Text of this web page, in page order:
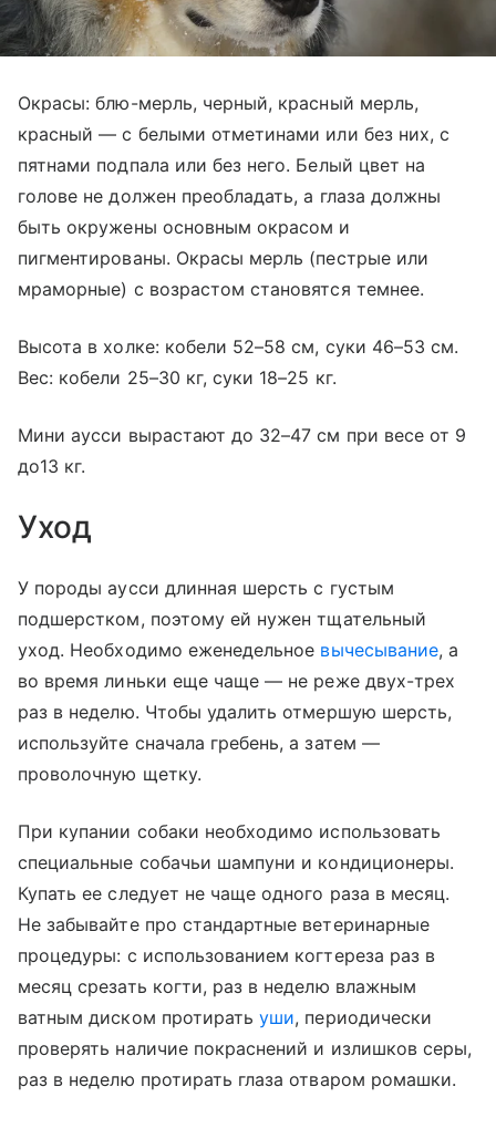
Окрасы: блю-мерль, черный, красный мерль,
красный — с белыми отметинами или без них, с
пятнами подпала или без него. Белый цвет на
голове не должен преобладать, а глаза должны
быть окружены основным окрасом и
пигментированы. Окрасы мерль (пестрые или
мраморные) с возрастом становятся темнее.
Высота в холке: кобели 52–58 см, суки 46–53 см.
Вес: кобели 25–30 кг, суки 18–25 кг.
Мини аусси вырастают до 32–47 см при весе от 9
до13 кг.
Уход
У породы аусси длинная шерсть с густым
подшерстком, поэтому ей нужен тщательный
уход. Необходимо еженедельное вычесывание, а
во время линьки еще чаще — не реже двух-трех
раз в неделю. Чтобы удалить отмершую шерсть,
используйте сначала гребень, а затем —
проволочную щетку.
При купании собаки необходимо использовать
специальные собачьи шампуни и кондиционеры.
Купать ее следует не чаще одного раза в месяц.
Не забывайте про стандартные ветеринарные
процедуры: с использованием когтереза раз в
месяц срезать когти, раз в неделю влажным
ватным диском протиратьуши, периодически
проверять наличие покраснений и излишков серы,
раз в неделю протирать глаза отваром ромашки.